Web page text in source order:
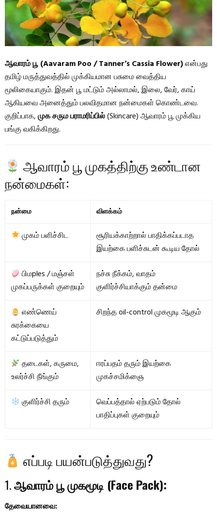
ஆவாரம் பூ (Aavaram Poo / Tanner’s Cassia Flower)என்பது
தமிழ் மருத்துவத்தில் முக்கியமான பசுமை வைத்திய
மூலிகையாகும். இதன் பூ மட்டும் அல்லாமல், இலை, வேர், காய்
ஆகியவை அனைத்தும் பலவிதமான நன்மைகள் கொண்டவை.
குறிப்பாக,முக சரும பராமரிப்பில்(Skincare) ஆவாரம் பூ முக்கிய
பங்கு வகிக்கிறது.
ஆவாரம் பூ முகத்திற்கு உண்டான
நன்மைகள்:
நன்மை விளக்கம்
முகம் பளிச்சிட
சூரியக்காற்றால் பாதிக்கப்படாத
இயற்கை பளிச்சுடன் கூடிய தோல்
பிமples / மஞ்சள்
முகப்பருக்கள் குறையும்
நச்சு நீக்கம், வாதம்
குளிர்ச்சியாக்கும் தன்மை
எண்ணெய்
சுரக்கையை
கட்டுப்படுத்தும்
சிறந்த oil-control முகமூடி ஆகும்
தடைகள், கருமை,
உலர்ச்சி நீங்கும்
ஈரப்பதம் தரும் இயற்கை
முகச்சமிக்ஞை
குளிர்ச்சி தரும்
வெப்பத்தால் ஏற்படும் தோல்
பாதிப்புகள் குறையும்
எப்படி பயன்படுத்துவது?
1.ஆவாரம் பூ முகமூடி (Face Pack):
தேவையானவை: